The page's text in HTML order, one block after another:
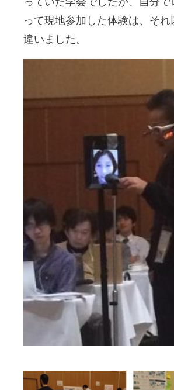
って現地参加した体験は、それ
違いました。